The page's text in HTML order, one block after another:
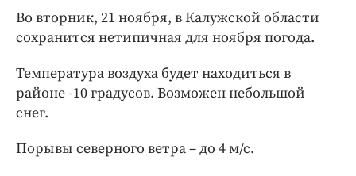
Блоги
Издания
Интересное чтиво
Работодатель года
Во вторник, 21 ноября, в Калужской области
сохранится нетипичная для ноября погода.
Температура воздуха будет находиться в
районе -10 градусов. Возможен небольшой
снег.
Порывы северного ветра – до 4 м/с.